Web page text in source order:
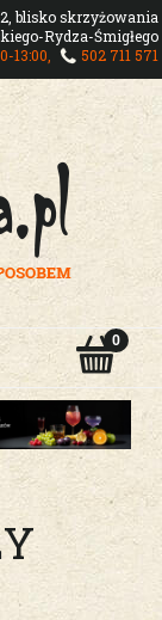
blisko skrzyżowania
Rydza-Śmigłego
13:00,
502 711 571